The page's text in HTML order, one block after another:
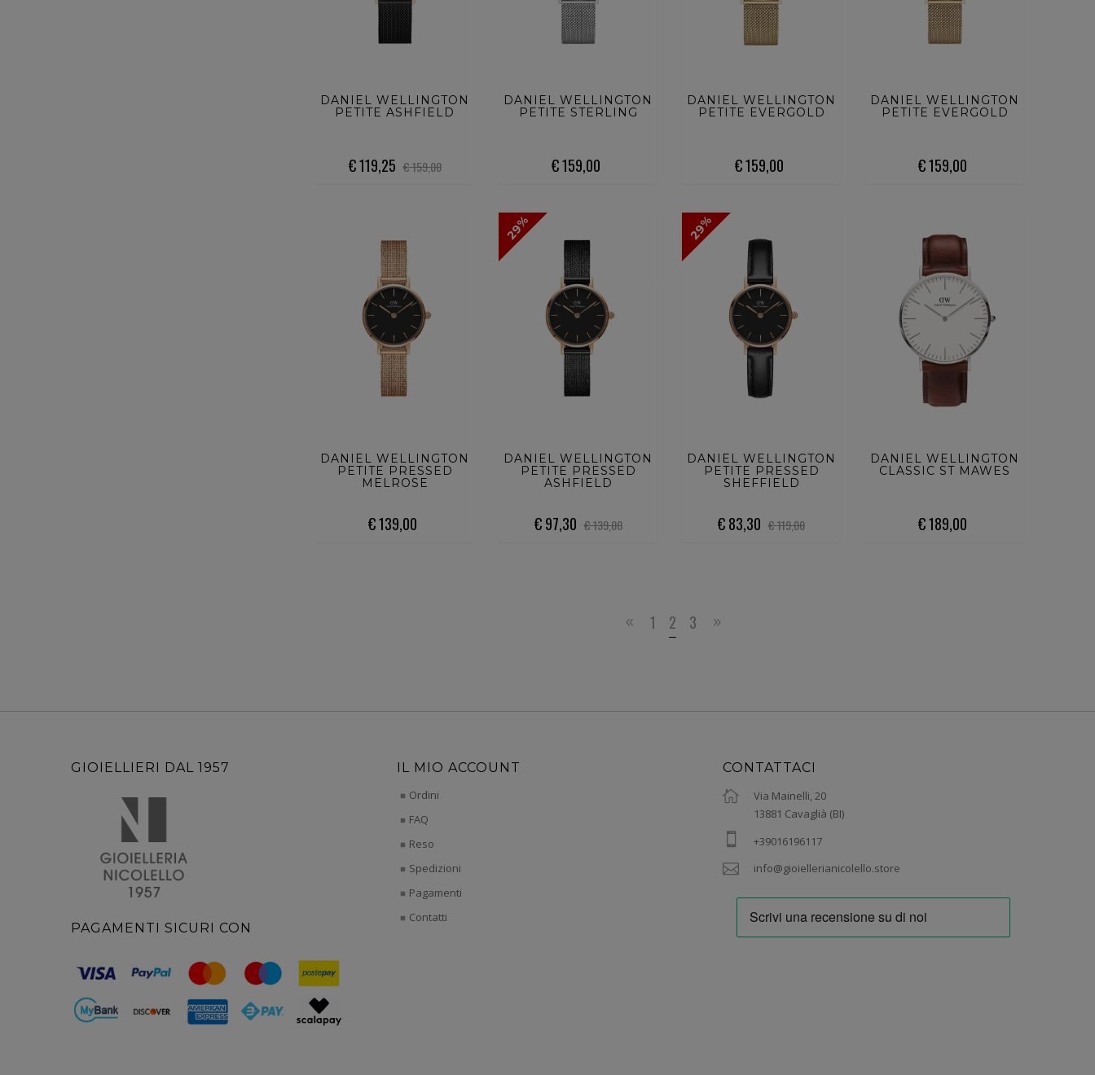
DANIEL WELLINGTON
PETITE ASHFIELD
€ 119,25 € 159,00
DANIEL WELLINGTON
PETITE STERLING
€ 159,00
DANIEL WELLINGTON
PETITE EVERGOLD
€ 159,00
DANIEL WELLINGTON
PETITE EVERGOLD
€ 159,00
DANIEL WELLINGTON
PETITE PRESSED
MELROSE
€ 139,00
29%
DANIEL WELLINGTON
PETITE PRESSED
ASHFIELD
€ 97,30 € 139,00
29%
DANIEL WELLINGTON
PETITE PRESSED
SHEFFIELD
€ 83,30 € 119,00
DANIEL WELLINGTON
CLASSIC ST MAWES
€ 189,00
1 2 3
GIOIELLIERI DAL 1957
PAGAMENTI SICURI CON
IL MIO ACCOUNT
Ordini
FAQ
Reso
Spedizioni
Pagamenti
Contatti
CONTATTACI
Via Mainelli, 20
13881 Cavaglià (BI)
+39016196117
info@gioiellerianicolello.store